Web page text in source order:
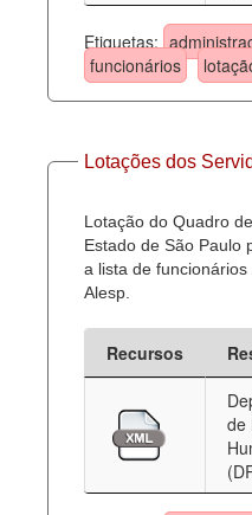
Etiquetas:
funcionários
Lotações dos
Lotação do Quadro
Estado de São Paulo
a lista de
Alesp.
Recursos
de